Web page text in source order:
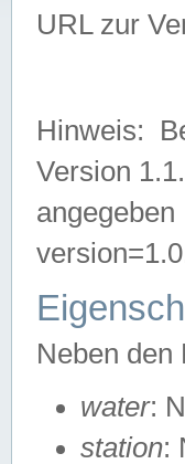
URL zur
Hinweis:
Version
Neben den
water:
station: